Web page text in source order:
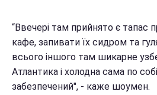
“Ввечері там прийнято є тапас
кафе, запивати їх сидром та
всього іншого там шикарне
Атлантика і холодна сама по
забезпечений", - каже шоумен.